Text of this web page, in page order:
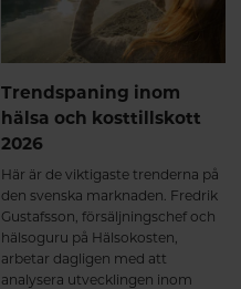
Trendspaning inom
hälsa och kosttillskott
2026
Här är de viktigaste trenderna på
den svenska marknaden. Fredrik
Gustafsson, försäljningschef och
hälsoguru på Hälsokosten,
arbetar dagligen med att
analysera utvecklingen inom